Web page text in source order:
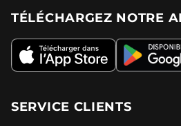
TÉLÉCHARGEZ NOTRE
SERVICE CLIENTS